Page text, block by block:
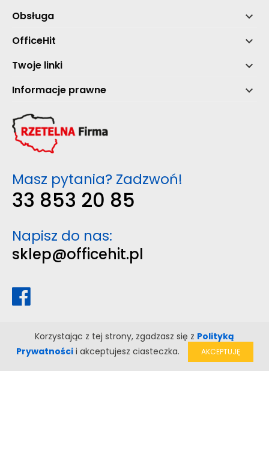
Obsługa 
OfficeHit 
Twoje linki 
Informacje prawne 
Masz pytania? Zadzwoń!
33 853 20 85
Napisz do nas:
sklep@officehit.pl
Korzystając z tej strony, zgadzasz się z Polityką
Prywatnościi akceptujesz ciasteczka. AKCEPTUJĘ